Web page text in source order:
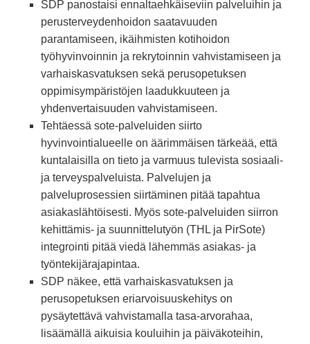
SDP panostaisi ennaltaehkäiseviin palveluihin ja
perusterveydenhoidon saatavuuden
parantamiseen, ikäihmisten kotihoidon
työhyvinvoinnin ja rekrytoinnin vahvistamiseen ja
varhaiskasvatuksen sekä perusopetuksen
oppimisympäristöjen laadukkuuteen ja
yhdenvertaisuuden vahvistamiseen.
Tehtäessä sote-palveluiden siirto
hyvinvointialueelle on äärimmäisen tärkeää, että
kuntalaisilla on tieto ja varmuus tulevista sosiaali-
ja terveyspalveluista. Palvelujen ja
palveluprosessien siirtäminen pitää tapahtua
asiakaslähtöisesti. Myös sote-palveluiden siirron
kehittämis- ja suunnittelutyön (THL ja PirSote)
integrointi pitää viedä lähemmäs asiakas- ja
työntekijärajapintaa.
SDP näkee, että varhaiskasvatuksen ja
perusopetuksen eriarvoisuuskehitys on
pysäytettävä vahvistamalla tasa-arvorahaa,
lisäämällä aikuisia kouluihin ja päiväkoteihin,